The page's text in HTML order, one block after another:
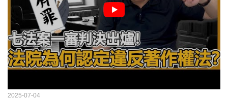
2025-07-04